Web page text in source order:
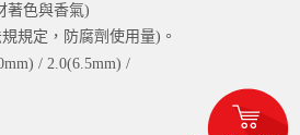
著色與香氣)
規定，防腐劑使用量)。
/ 2.0(6.5mm) /